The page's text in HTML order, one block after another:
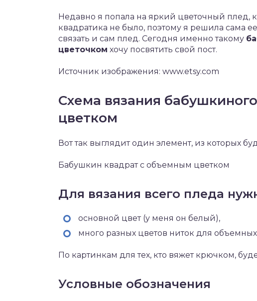
Недавно я попала на яркий цветочный плед,
квадратика не было, поэтому я решила сама
связать и сам плед. Сегодня именно такому
цветочком хочу посвятить свой пост.
Источник изображения: www.etsy.com
Схема вязания
цветком
Вот так выглядит один элемент, из которых
Бабушкин квадрат с объемным цветком
Для вязания всего пледа
основной цвет (у меня он белый),
много разных цветов ниток для
По картинкам для тех, кто вяжет крючком,
Условные обозначения